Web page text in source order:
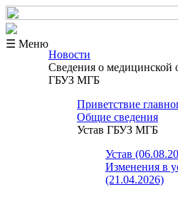
☰ Меню
Новости
Сведения о медицинской
ГБУЗ МГБ
Приветствие
Общие сведения
Устав ГБУЗ МГБ
Устав
Изменения в
(21.04.2026)